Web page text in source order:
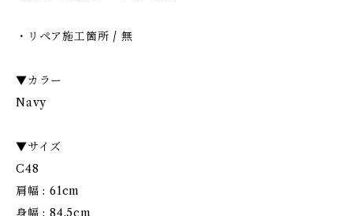
・リペア施工箇所 / 無
▼カラー
Navy
▼サイズ
C48
肩幅 : 61cm
身幅 : 84.5cm